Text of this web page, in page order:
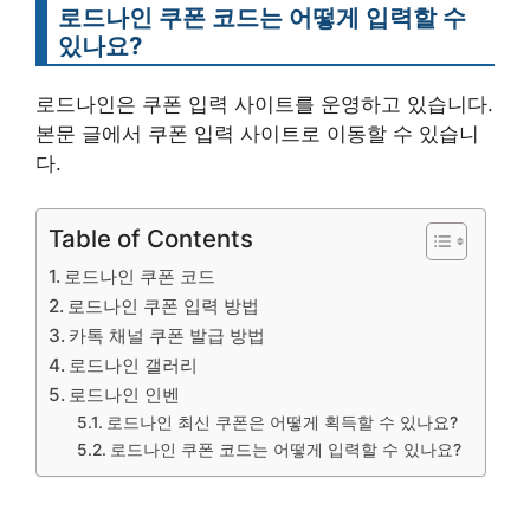
로드나인 쿠폰 코드는 어떻게 입력할 수
있나요?
로드나인은 쿠폰 입력 사이트를 운영하고 있습니다.
본문 글에서 쿠폰 입력 사이트로 이동할 수 있습니
다.
Table of Contents
로드나인 쿠폰 코드
로드나인 쿠폰 입력 방법
카톡 채널 쿠폰 발급 방법
로드나인 갤러리
로드나인 인벤
로드나인 최신 쿠폰은 어떻게 획득할 수 있나요?
로드나인 쿠폰 코드는 어떻게 입력할 수 있나요?